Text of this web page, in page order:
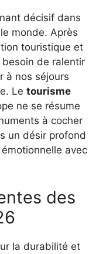
décisif dans
monde. Après
touristique et
de ralentir
à nos séjours
Le tourisme
ne se résume
à cocher
un désir profond
avec
des
la durabilité et